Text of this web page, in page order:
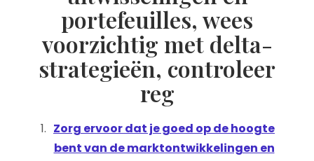
portefeuilles, wees
voorzichtig met delta-
strategieën, controleer
reg
Zorg ervoor dat je goed op de hoogte
bent van de marktontwikkelingen en